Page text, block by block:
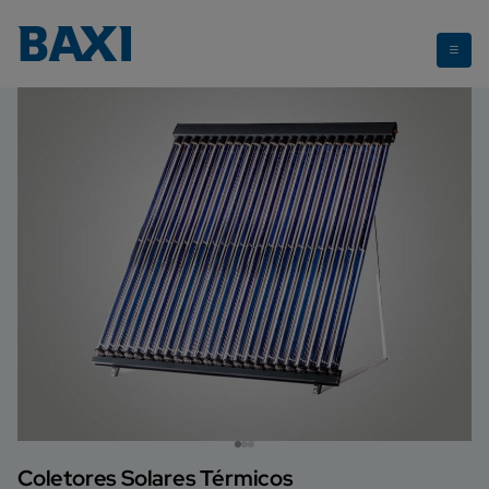
AR16 e AR24
Coletores Solares Térmicos